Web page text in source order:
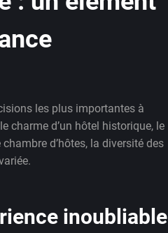
les plus importantes à
charme d’un hôtel historique, le
d’hôtes, la diversité des
inoubliable